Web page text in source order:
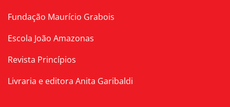
Fundação Maurício Grabois
Escola João Amazonas
Revista Princípios
Livraria e editora Anita Garibaldi